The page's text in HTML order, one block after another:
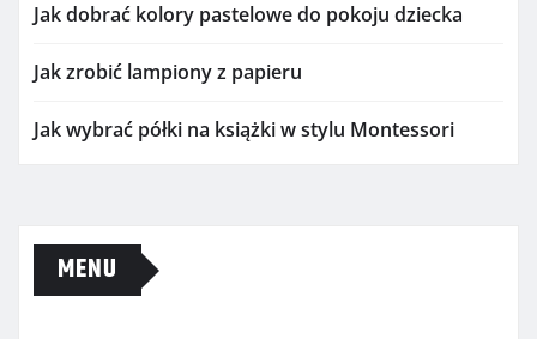
Jak dobrać kolory pastelowe do pokoju dziecka
Jak zrobić lampiony z papieru
Jak wybrać półki na książki w stylu Montessori
MENU